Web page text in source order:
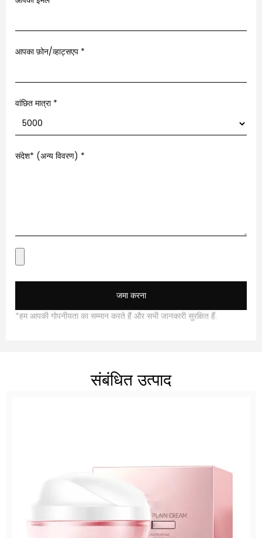
आपका फ़ोन/व्हाट्सएप *
वांछित मात्रा *
संदेश* (अन्य विवरण) *
जमा करना
*हम आपकी गोपनीयता का सम्मान करते हैं और सभी जानकारी सुरक्षित हैं.
संबंधित उत्पाद